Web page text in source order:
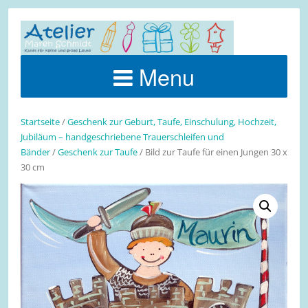
Menu
Startseite/Geschenk zur Geburt, Taufe, Einschulung, Hochzeit,
Jubiläum – handgeschriebene Trauerschleifen und
Bänder/Geschenk zur Taufe/ Bild zur Taufe für einen Jungen 30 x
30 cm